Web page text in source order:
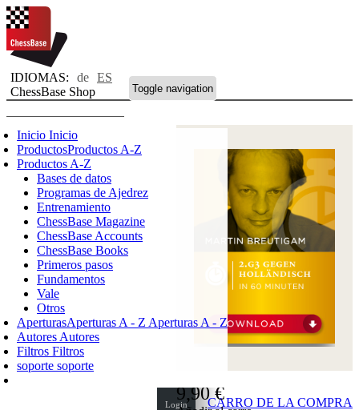
IDIOMAS: de ES
ChessBase Shop
Toggle navigation
Inicio Inicio
ProductosProductos A-Z
Productos A-Z
Bases de datos
Programas de Ajedrez
Entrenamiento
ChessBase Magazine
ChessBase Accounts
ChessBase Books
Primeros pasos
Fundamentos
Vale
Otros
AperturasAperturas A - Z Aperturas A - Z
Autores Autores
Filtros Filtros
soporte soporte
Login
CARRO DE LA COMPRA
9,90 €